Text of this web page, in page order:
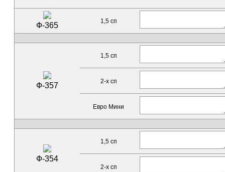
Ф-365 1,5 сп
Ф-357
1,5 сп
2-х сп
Евро Мини
Ф-354
1,5 сп
2-х сп